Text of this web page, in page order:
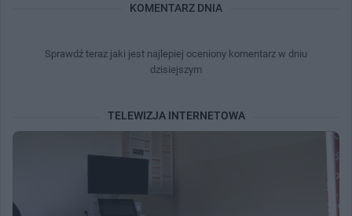
KOMENTARZ DNIA
Sprawdź teraz jaki jest najlepiej oceniony komentarz w dniu
dzisiejszym
TELEWIZJA INTERNETOWA